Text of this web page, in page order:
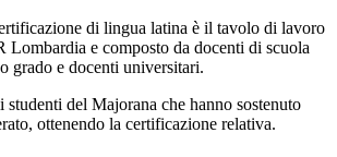
di lingua latina è il tavolo di lavoro
Lombardia e composto da docenti di scuola
grado e docenti universitari.
del Majorana che hanno sostenuto
ottenendo la certificazione relativa.